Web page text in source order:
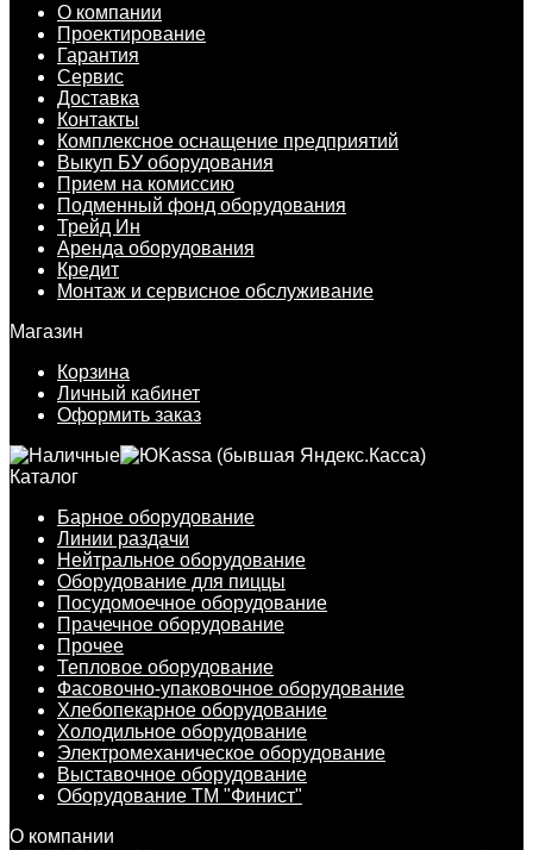
О компании
Проектирование
Гарантия
Сервис
Доставка
Контакты
Комплексное оснащение предприятий
Выкуп БУ оборудования
Прием на комиссию
Подменный фонд оборудования
Трейд Ин
Аренда оборудования
Кредит
Монтаж и сервисное обслуживание
Магазин
Корзина
Личный кабинет
Оформить заказ
Каталог
Барное оборудование
Линии раздачи
Нейтральное оборудование
Оборудование для пиццы
Посудомоечное оборудование
Прачечное оборудование
Прочее
Тепловое оборудование
Фасовочно-упаковочное оборудование
Хлебопекарное оборудование
Холодильное оборудование
Электромеханическое оборудование
Выставочное оборудование
Оборудование ТМ "Финист"
О компании